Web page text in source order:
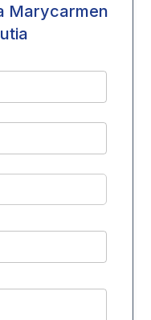
Marycarmen